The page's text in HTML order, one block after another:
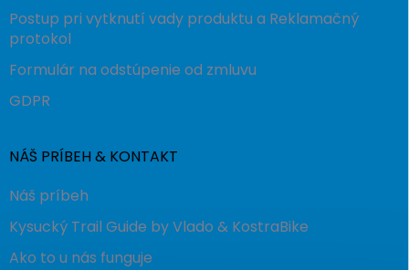
Postup pri vytknutí vady produktu a Reklamačný
protokol
Formulár na odstúpenie od zmluvu
GDPR
NÁŠ PRÍBEH & KONTAKT
Náš príbeh
Kysucký Trail Guide by Vlado & KostraBike
Ako to u nás funguje